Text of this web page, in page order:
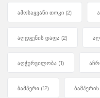
ამოსაყვანი თოკი (2)
აღდგენის დაფა (2)
აღჭურვილობა (1)
ბამპერი (12)